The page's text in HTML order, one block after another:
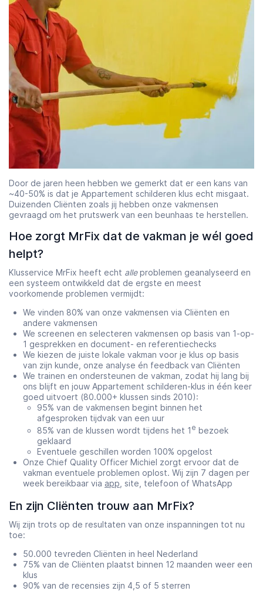
Door de jaren heen hebben we gemerkt dat er een kans van
~40-50% is dat je Appartement schilderen klus echt misgaat.
Duizenden Cliënten zoals jij hebben onze vakmensen
gevraagd om het prutswerk van een beunhaas te herstellen.
Hoe zorgt MrFix dat de vakman je wél goed
helpt?
Klusservice MrFix heeft echt alleproblemen geanalyseerd en
een systeem ontwikkeld dat de ergste en meest
voorkomende problemen vermijdt:
We vinden 80% van onze vakmensen via Cliënten en
andere vakmensen
We screenen en selecteren vakmensen op basis van 1-op-
1 gesprekken en document- en referentiechecks
We kiezen de juiste lokale vakman voor je klus op basis
van zijn kunde, onze analyse én feedback van Cliënten
We trainen en ondersteunen de vakman, zodat hij lang bij
ons blijft en jouw Appartement schilderen-klus in één keer
goed uitvoert (80.000+ klussen sinds 2010):
95% van de vakmensen begint binnen het
afgesproken tijdvak van een uur
85% van de klussen wordt tijdens het 1 e bezoek
geklaard
Eventuele geschillen worden 100% opgelost
Onze Chief Quality Officer Michiel zorgt ervoor dat de
vakman eventuele problemen oplost. Wij zijn 7 dagen per
week bereikbaar via app , site, telefoon of WhatsApp
En zijn Cliënten trouw aan MrFix?
Wij zijn trots op de resultaten van onze inspanningen tot nu
toe:
50.000 tevreden Cliënten in heel Nederland
75% van de Cliënten plaatst binnen 12 maanden weer een
klus
90% van de recensies zijn 4,5 of 5 sterren